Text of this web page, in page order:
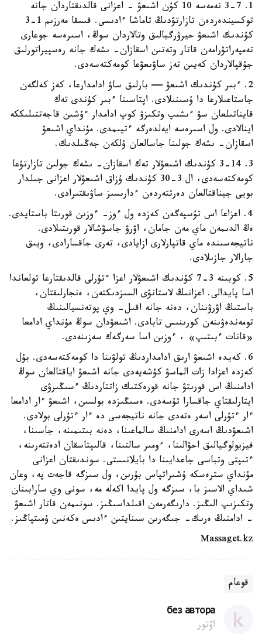
1. 3-7 نەمەسە 10 كۇن اشىعۋ - اعزانى قالدىقتاردان جانە
توكسيندەردەن تازارتۋدىڭ تاماشا ءادىسى. قىسقا مەرزىم 1-3
كۇندىك اشىعۋ حيرۋرگيالىق وتالاردان سوڭ، اسىرەسە جوعارى
تەمپەراتۋرامەن قاتار وتەتىن اسقازان- ىشەك جانە رەسپيراتورلىق
جۇقپالاردان كەيىن تەز ساۋىعۋعا كومەكتەسەدى.
2. ءبىر كۇندىك اشىعۋ — بارلىق ساۋ ادامدارعا، كەز كەلگەن
جاستاعىلارعا دا ۇسىنىلادى. اپتاسىنا ءبىر كۇندى تەك
قايناتىلعان سۋ ءىشىپ وتكىزۋ كوپ ادامدار ءۇشىن قاجەتتىلىككە
اينالادى. ول اسىرەسە ايەلدەرگە ءتيىمدى. مۇنداي اشىعۋ
اسقازان- ىشەك جولىنا جاسالعان ۇلكەن جەڭىلدىك.
3. 3-14 كۇندىك اشىعۋلار تەك اسقازان- ىشەك جولىن تازارتۋعا
كومەكتەسەدى، ال 3-30 كۇندىك ۇزاق اشىعۋلار اعزانى جىلدار
بويى جيناقتالعان دەرتتەردەن ءدارىسىز ساۋىقتىرادى.
4. اعزاعا اس تۇسپەگەن كەزدە ول ءوز- ءوزىن قورىتا باستايدى.
ەڭ الدىمەن ماي مەن جامان، اۋرۋ جاسۋشالار قورىتىلادى.
ناتيجەسىندە ماي قاتپارلارى ازايادى، تەرى جاقسارادى، ويىق
جارالار جازىلادى.
5. كوبىنە 3-7 كۇندىك اشىعۋلار اعزا ءتۇرلى قالدىقتارعا تولعاندا
اسا پايدالى. اعزانىڭ لاستانۋى السىزدىكتەن، ەنجارلىقتان،
باستىڭ اۋرۋىنان، دەنە جانە اقىل- وي پوتەنسيالىنىڭ
تومەندەۋىنەن كورىنىس تابادى. اشىعۋدان سوڭ مۇنداي ادامعا
«قانات ءبىتىپ» ، ءوزىن اسا سەرگەك سەزىنەدى.
6. كەيدە اشىعۋ ارىق ادامداردىڭ تولۋىنا دا كومەكتەسەدى. بۇل
كەزدە اعزادا زات الماسۋ كۇشەيەدى جانە اشىعۋ اياقتالعان سوڭ
ادامنىڭ اس قورىتۋ جانە قورەكتىك زاتتاردىڭ ءسىڭىرۋى
ايتارلىقتاي جاقسارا تۇسەدى. ەسىڭىزدە بولسىن، اشىعۋ ءار ادامعا
ءار ءتۇرلى اسەر ەتەدى جانە ناتيجەسى دە ءار ءتۇرلى بولادى.
اشىعۋدىڭ اسەرى ادامنىڭ سالماعىنا، دەنە بىتىمىنە، جاسىنا،
فيزيولوگيالىق احۋالىنا، ءومىر سالتىنا، قالىپتاسقان ادەتتەرىنە،
ءتىپتى وتباسى جاعدايىنا دا بايلانىستى. سوندىقتان اعزانى
مۇنداي سترەسكە ۇشىراتپاس بۇرىن، ول سىزگە قاجەت پە، وعان
شىداي الاسىز با، سىزگە ول پايدا اكەلە مە، سونى وي سارابىنان
وتكىزىپ الىڭىز. دارىگەرمەن اقىلداسىڭىز. سونىمەن قاتار اشىعۋ
- ادامنىڭ ەرىك- جىگەرىن سىنايتىن ءادىس ەكەنىن ۇمىتپاڭىز.
Massaget.kz
قوعام
без автора
اۆتور